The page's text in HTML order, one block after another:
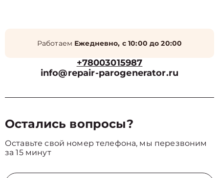
Работаем Ежедневно, с 10:00 до 20:00
+78003015987
info@repair-parogenerator.ru
Остались вопросы?
Оставьте свой номер телефона, мы перезвоним
за 15 минут